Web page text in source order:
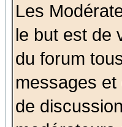
Les
le but est de
du forum
messages
de